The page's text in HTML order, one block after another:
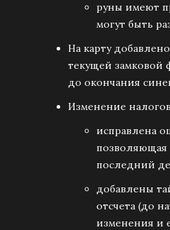
руны имеют
могут быть
На карту
текущей замковой
до окончания
Изменение
исправлена
позволяющая
последний
добавлены
отсчета (до
изменения и